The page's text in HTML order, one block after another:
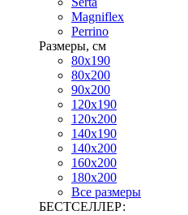
Magniflex
Perrino
Размеры, см
80х190
80х200
90х200
120х190
120х200
140х190
140х200
160х200
180х200
Все размеры
БЕСТСЕЛЛЕР: